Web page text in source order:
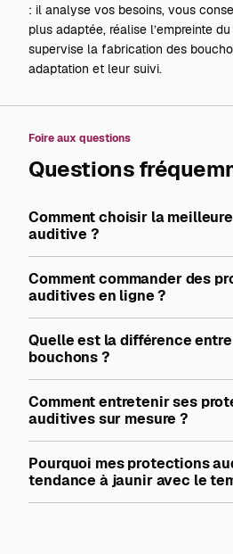
: il analyse vos besoins, vous
plus adaptée, réalise l’empreinte
supervise la fabrication des
adaptation et leur suivi.
Foire aux questions
Questions
Comment choisir la
auditive ?
Comment commander des
auditives en ligne ?
Quelle est la différence
bouchons ?
Comment entretenir ses
auditives sur mesure ?
Pourquoi mes protections
tendance à jaunir avec le